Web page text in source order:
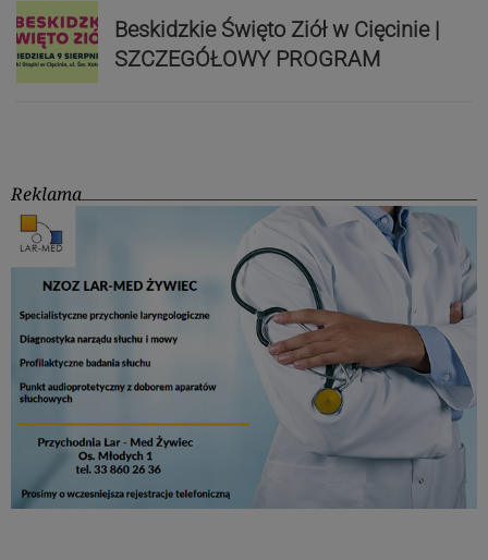
Beskidzkie Święto Ziół w Cięcinie |
SZCZEGÓŁOWY PROGRAM
Reklama